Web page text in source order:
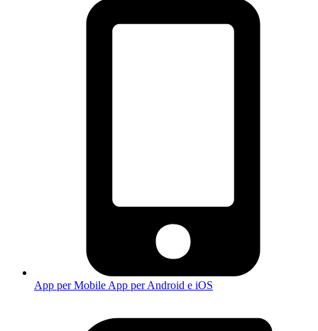
App per Mobile App per Android e iOS